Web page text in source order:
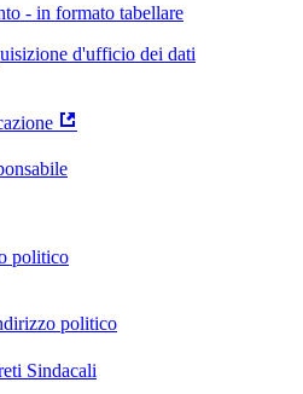
- in formato tabellare
d'ufficio dei dati
politico
politico
Sindacali